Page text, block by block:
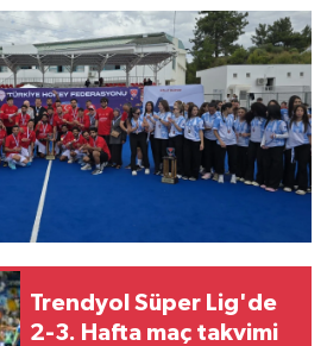
Trendyol Süper Lig'de
2-3. Hafta maç takvimi